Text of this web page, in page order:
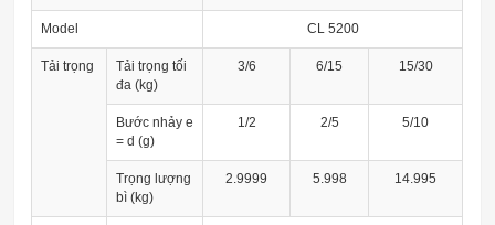
Model CL 5200
Tải trọng
Tải trọng tối
đa (kg)
3/6 6/15 15/30
Bước nhảy e
= d (g)
1/2 2/5 5/10
Trọng lượng
bì (kg)
2.9999 5.998 14.995